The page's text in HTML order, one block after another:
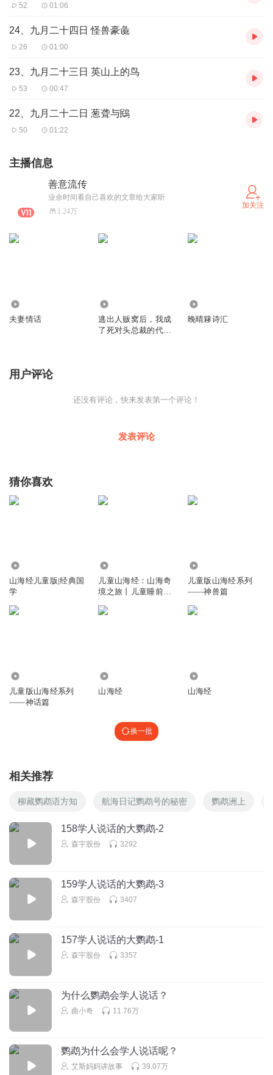
52 01:06
24、九月二十四日 怪兽豪彘
26 01:00
23、九月二十三日 英山上的鸟
53 00:47
22、九月二十二日 葱聋与鴖
50 01:22
主播信息
善意流传
业余时间看自己喜欢的文章给大家听
1.24万
加关注
夫妻情话
逃出人贩窝后，我成
了死对头总裁的代理
晚晴簃诗汇
用户评论
还没有评论，快来发表第一个评论！
发表评论
猜你喜欢
山海经儿童版|经典国
学
儿童山海经：山海奇
境之旅丨儿童睡前故
儿童版山海经系列
——神兽篇
儿童版山海经系列
——神话篇
山海经 山海经
换一批
相关推荐
柳藏鹦鹉语方知 航海日记鹦鹉号的秘密 鹦鹉洲上
158学人说话的大鹦鹉-2
森宇股份 3292
159学人说话的大鹦鹉-3
森宇股份 3407
157学人说话的大鹦鹉-1
森宇股份 3357
为什么鹦鹉会学人说话？
曲小奇 11.76万
鹦鹉为什么会学人说话呢？
艾斯妈妈讲故事 39.07万